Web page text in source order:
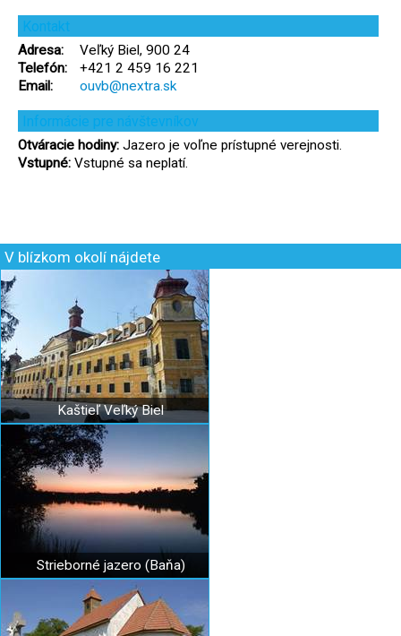
Kontakt
Adresa:
Veľký Biel, 900 24
Telefón:
+421 2 459 16 221
Email:
ouvb@nextra.sk
Informácie pre návštevníkov
Otváracie hodiny: Jazero je voľne prístupné verejnosti.
Vstupné: Vstupné sa neplatí.
V blízkom okolí nájdete
Kaštieľ Veľký Biel
Strieborné jazero (Baňa)